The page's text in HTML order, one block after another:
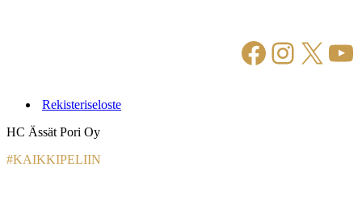
Facebook
X
Rekisteriseloste
HC Ässät Pori Oy
#KAIKKIPELIIN